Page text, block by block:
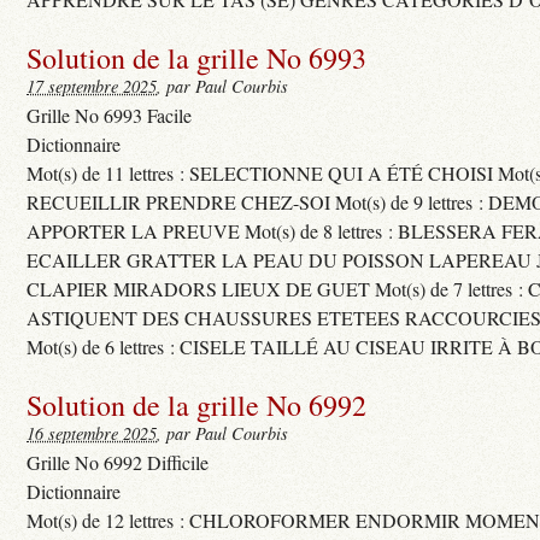
Solution de la grille No 6993
17 septembre 2025, par Paul Courbis
Grille No 6993 Facile
Dictionnaire
Mot(s) de 11 lettres : SELECTIONNE QUI A ÉTÉ CHOISI
RECUEILLIR PRENDRE CHEZ-SOI Mot(s) de 9 lettres :
APPORTER LA PREUVE Mot(s) de 8 lettres : BLESSERA
ECAILLER GRATTER LA PEAU DU POISSON LAPEREAU
CLAPIER MIRADORS LIEUX DE GUET Mot(s) de 7 lettres :
ASTIQUENT DES CHAUSSURES ETETEES
Mot(s) de 6 lettres : CISELE TAILLÉ AU CISEAU IRRITE À
Solution de la grille No 6992
16 septembre 2025, par Paul Courbis
Grille No 6992 Difficile
Dictionnaire
Mot(s) de 12 lettres : CHLOROFORMER ENDORMIR